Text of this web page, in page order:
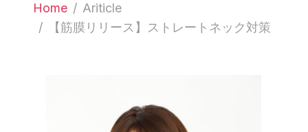
Home
Ariticle
【筋膜リリース】ストレートネック対策